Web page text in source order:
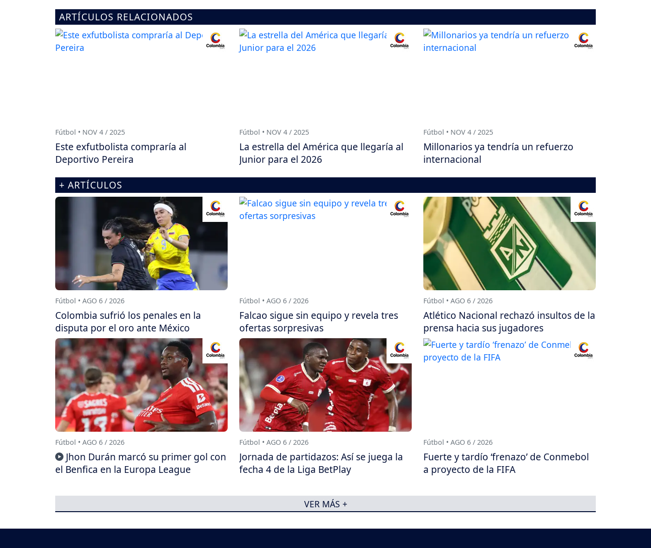
ARTÍCULOS RELACIONADOS
Fútbol • NOV 4 / 2025
Este exfutbolista compraría al
Deportivo Pereira
Fútbol • NOV 4 / 2025
La estrella del América que llegaría al
Junior para el 2026
Fútbol • NOV 4 / 2025
Millonarios ya tendría un refuerzo
internacional
+ ARTÍCULOS
Fútbol • AGO 6 / 2026
Colombia sufrió los penales en la
disputa por el oro ante México
Fútbol • AGO 6 / 2026
Falcao sigue sin equipo y revela tres
ofertas sorpresivas
Fútbol • AGO 6 / 2026
Atlético Nacional rechazó insultos de la
prensa hacia sus jugadores
Fútbol • AGO 6 / 2026
Jhon Durán marcó su primer gol con
el Benfica en la Europa League
Fútbol • AGO 6 / 2026
Jornada de partidazos: Así se juega la
fecha 4 de la Liga BetPlay
Fútbol • AGO 6 / 2026
Fuerte y tardío ‘frenazo’ de Conmebol
a proyecto de la FIFA
VER MÁS +